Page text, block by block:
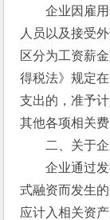
企业因雇用
人员以及接受
区分为工资薪
得税法》规定
支出的，准予
其他各项相关
二、关于企
企业通过发
式融资而发生
应计入相关资